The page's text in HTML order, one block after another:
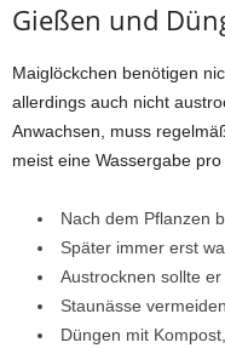
Gießen und
Maiglöckchen benötigen
allerdings auch nicht
Anwachsen, muss
meist eine Wassergabe
Nach dem Pflanzen
Später immer erst
Austrocknen sollte
Staunässe
Düngen mit